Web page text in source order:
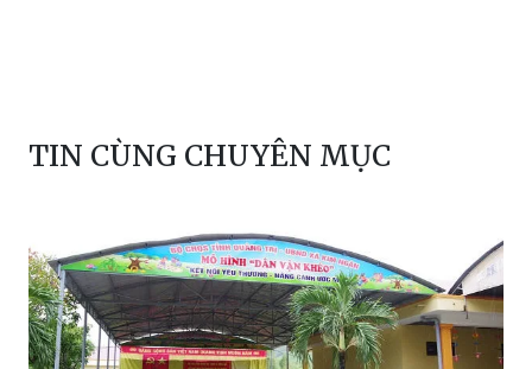
TIN CÙNG CHUYÊN MỤC